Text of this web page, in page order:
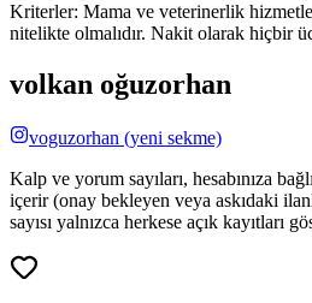
Kriterler: Mama ve veterinerlik
nitelikte olmalıdır. Nakit olarak hiçbir
volkan oğuzorhan
voguzorhan (yeni sekme)
Kalp ve yorum sayıları, hesabınıza
içerir (onay bekleyen veya askıdaki
sayısı yalnızca herkese açık kayıtları